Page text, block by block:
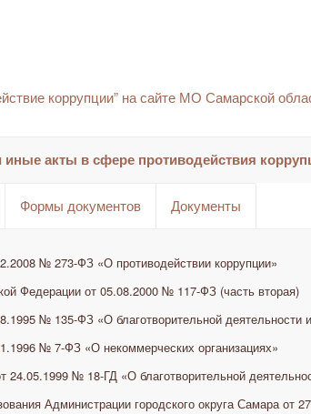
коррупции” на сайте МО Самарской
акты в сфере противодействия
Формы документов Документы
№ 273-ФЗ «О противодействии коррупции»
Федерации от 05.08.2000 № 117-ФЗ (часть вторая)
№ 135-ФЗ «О благотворительной деятельности
№ 7-ФЗ «О некоммерческих организациях»
24.05.1999 № 18-ГД «О благотворительной
Администрации городского округа Самара